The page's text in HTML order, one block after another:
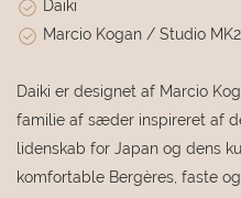
Daiki
Marcio Kogan / Studio
Daiki er designet af Marcio
familie af sæder inspireret af
lidenskab for Japan og dens
komfortable Bergères, faste